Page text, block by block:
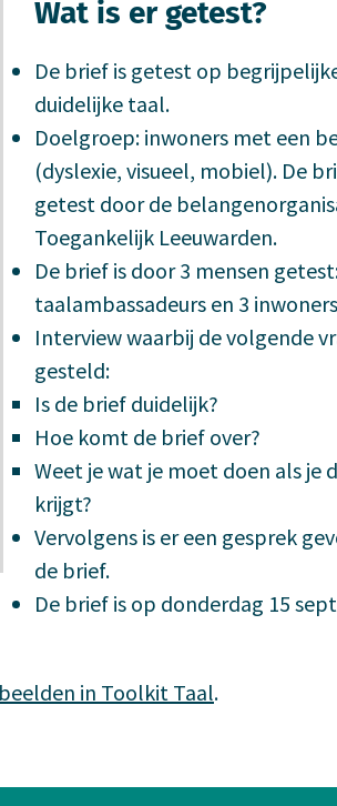
Wat is er getest?
De brief is getest op
duidelijke taal.
Doelgroep: inwoners met een
(dyslexie, visueel, mobiel). De
getest door de
Toegankelijk Leeuwarden.
De brief is door 3 mensen
taalambassadeurs en 3
Interview waarbij de volgende
gesteld:
Is de brief duidelijk?
Hoe komt de brief over?
Weet je wat je moet doen als je
krijgt?
Vervolgens is er een gesprek
de brief.
De brief is op donderdag 15
in Toolkit Taal.